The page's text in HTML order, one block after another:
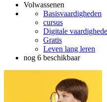
Volwassenen
Basisvaardigheden
cursus
Digitale
Gratis
Leven lang leren
nog 6 beschikbaar